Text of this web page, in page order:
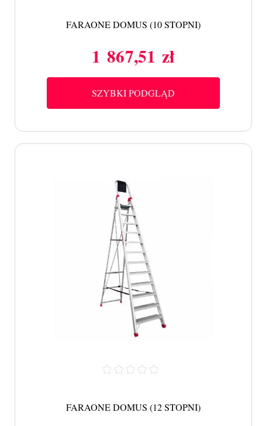
FARAONE DOMUS (10 STOPNI)
Cena
1 867,51 zł
SZYBKI PODGLĄD
FARAONE DOMUS (12 STOPNI)